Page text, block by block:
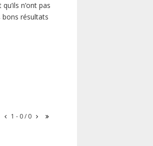
n’ont pas
bons résultats
1 - 0 / 0